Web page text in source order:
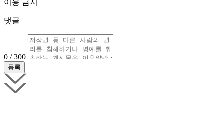
이용 금지
댓글
0 / 300